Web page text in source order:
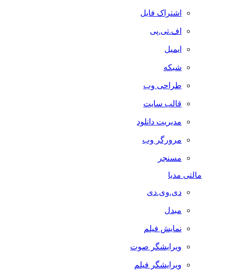
اشتراک فایل
اف.تی.پی
ایمیل
شبکه
طراحی وب
قالب سایت
مدیریت دانلود
مرورگر وب
مسنجر
مالتی مدیا
دی.وی.دی
مبدل
نمایش فیلم
ویرایشگر صوت
ویرایشگر فیلم